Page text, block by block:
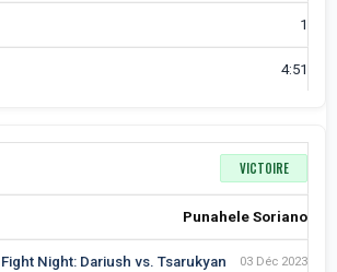
1
4:51
VICTOIRE
Punahele Soriano
Fight Night: Dariush vs. Tsarukyan 03 Déc 2023